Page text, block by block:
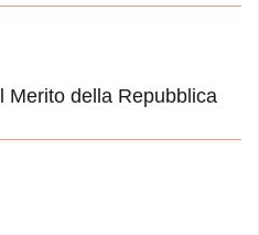
Merito della Repubblica